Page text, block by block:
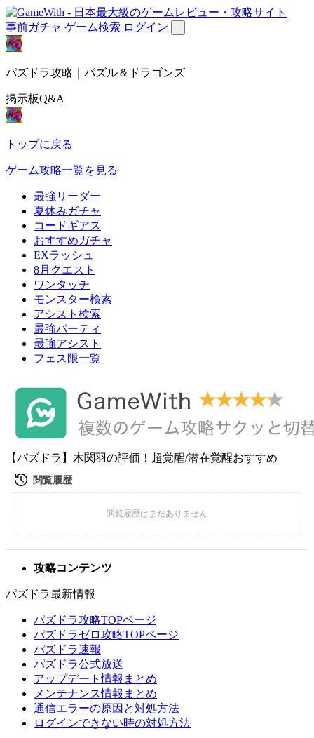
事前ガチャ ゲーム検索 ログイン
パズドラ攻略｜パズル＆ドラゴンズ
掲示板Q&A
トップに戻る
ゲーム攻略一覧を見る
最強リーダー
夏休みガチャ
コードギアス
おすすめガチャ
EXラッシュ
8月クエスト
ワンタッチ
モンスター検索
アシスト検索
最強パーティ
最強アシスト
フェス限一覧
【パズドラ】木関羽の評価！超覚醒/潜在覚醒おすすめ
攻略コンテンツ
パズドラ最新情報
パズドラ攻略TOPページ
パズドラゼロ攻略TOPページ
パズドラ速報
パズドラ公式放送
アップデート情報まとめ
メンテナンス情報まとめ
通信エラーの原因と対処方法
ログインできない時の対処方法